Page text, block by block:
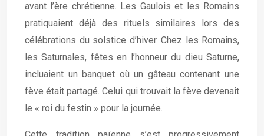
avant l’ère chrétienne. Les Gaulois et les Romains
pratiquaient déjà des rituels similaires lors des
célébrations du solstice d’hiver. Chez les Romains,
les Saturnales, fêtes en l’honneur du dieu Saturne,
incluaient un banquet où un gâteau contenant une
fève était partagé. Celui qui trouvait la fève devenait
le « roi du festin » pour la journée.